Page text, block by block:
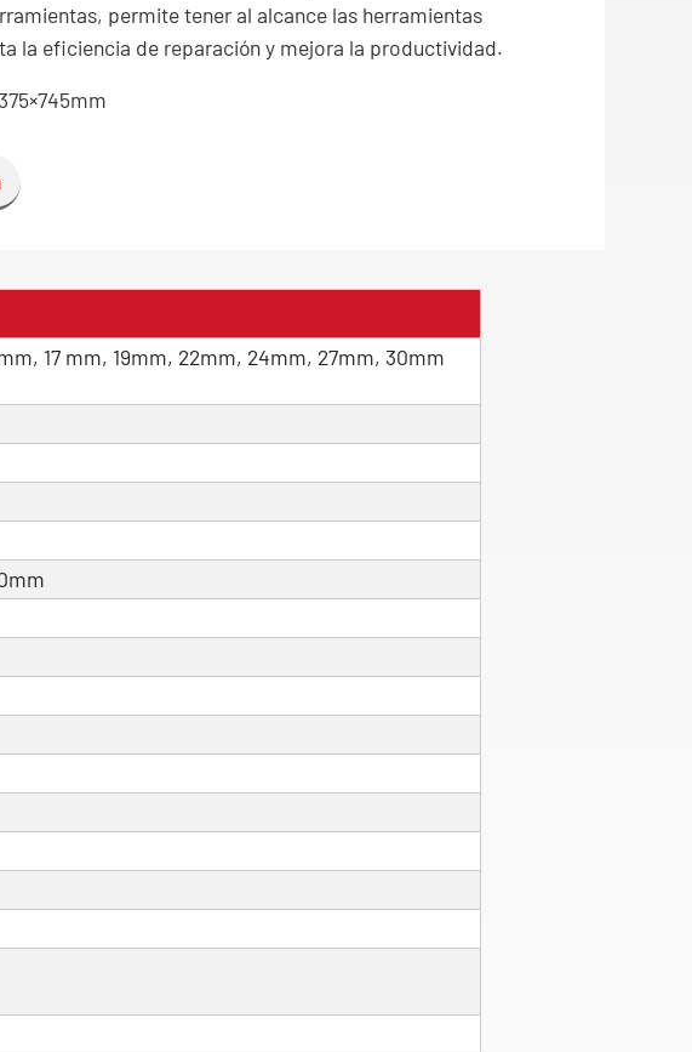
permite tener al alcance las herramientas
la eficiencia de reparación y mejora la productividad.
17 mm, 19mm, 22mm, 24mm, 27mm, 30mm